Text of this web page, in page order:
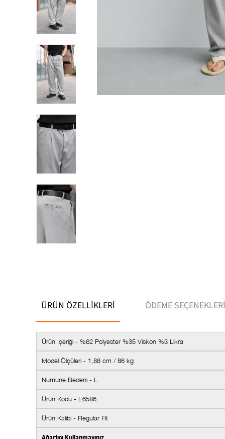
ÜRÜN ÖZELLIKLERI ÖDEME SEÇENEKLERI
Ürün İçeriği - %62 Polyester %35 Viskon %3 Likra
Model Ölçüleri - 1,88 cm / 86 kg
Numune Bedeni - L
Ürün Kodu - E6586
Ürün Kalıbı - Regular Fit